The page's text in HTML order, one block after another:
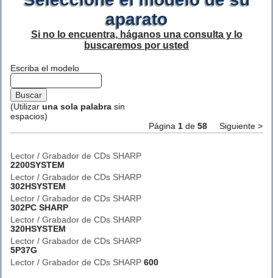
aparato
Si no lo encuentra, háganos una consulta y lo
buscaremos por usted
Escriba el modelo
(Utilizar una sola palabra sin
espacios)
Página 1 de 58 Siguiente >
Lector / Grabador de CDs SHARP
2200SYSTEM
Lector / Grabador de CDs SHARP
302HSYSTEM
Lector / Grabador de CDs SHARP
302PC SHARP
Lector / Grabador de CDs SHARP
320HSYSTEM
Lector / Grabador de CDs SHARP
5P37G
Lector / Grabador de CDs SHARP 600